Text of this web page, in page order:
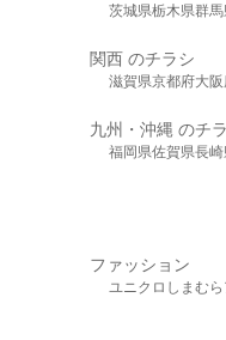
茨城県栃木県群馬
関西 のチラシ
滋賀県京都府大阪
九州・沖縄 のチ
福岡県佐賀県長崎
ファッション
ユニクロ しまむら